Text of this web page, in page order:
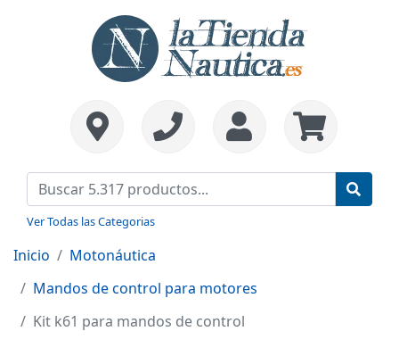
Ver Todas las Categorias
Inicio
Motonáutica
Mandos de control para motores
Kit k61 para mandos de control